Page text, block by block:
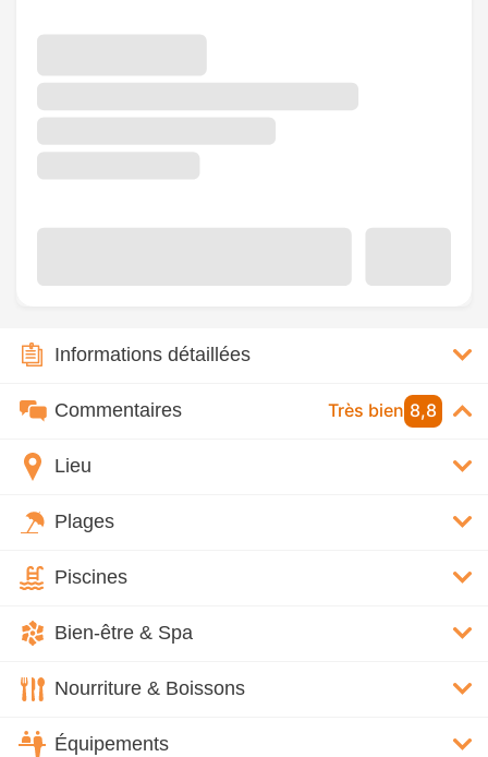
Informations détaillées
Commentaires Très bien 8,8
Lieu
Plages
Piscines
Bien-être & Spa
Nourriture & Boissons
Équipements